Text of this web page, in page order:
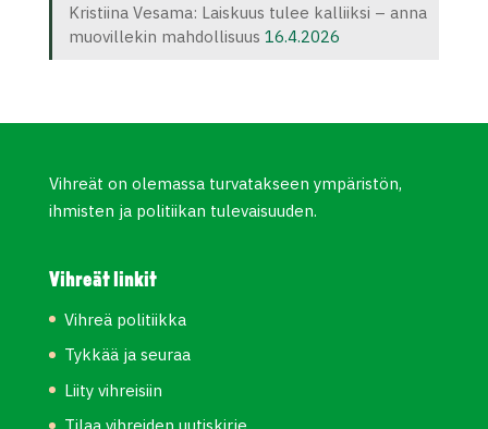
Kristiina Vesama: Laiskuus tulee kalliiksi – anna
muovillekin mahdollisuus 16.4.2026
Vihreät on olemassa turvatakseen ympäristön,
ihmisten ja politiikan tulevaisuuden.
Vihreät linkit
Vihreä politiikka
Tykkää ja seuraa
Liity vihreisiin